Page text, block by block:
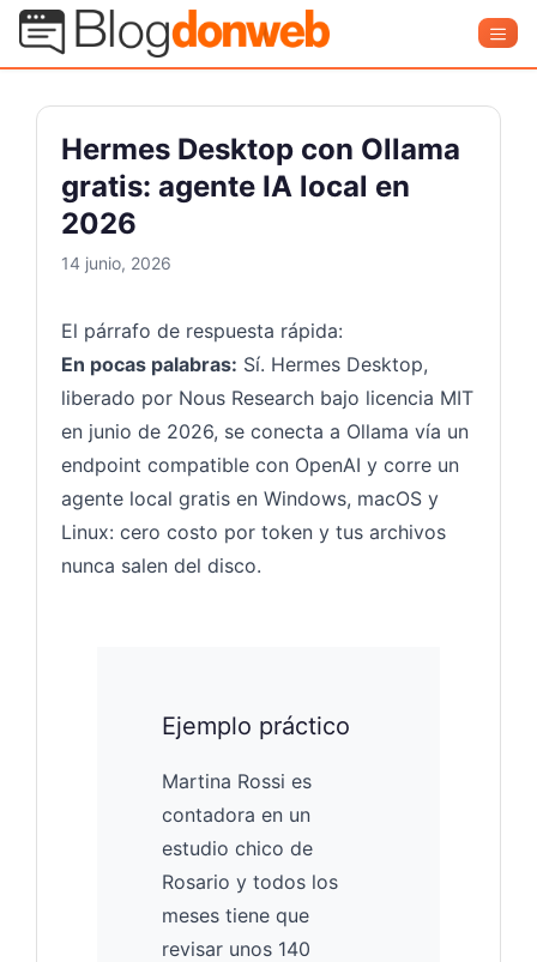
Saltar
contenido
Blog Donweb
Hermes Desktop con Ollama
gratis: agente IA local en
2026
14 junio, 2026
El párrafo de respuesta rápida:
En pocas palabras: Sí. Hermes Desktop,
liberado por Nous Research bajo licencia MIT
en junio de 2026, se conecta a Ollama vía un
endpoint compatible con OpenAI y corre un
agente local gratis en Windows, macOS y
Linux: cero costo por token y tus archivos
nunca salen del disco.
Ejemplo práctico
Martina Rossi es
contadora en un
estudio chico de
Rosario y todos los
meses tiene que
revisar unos 140